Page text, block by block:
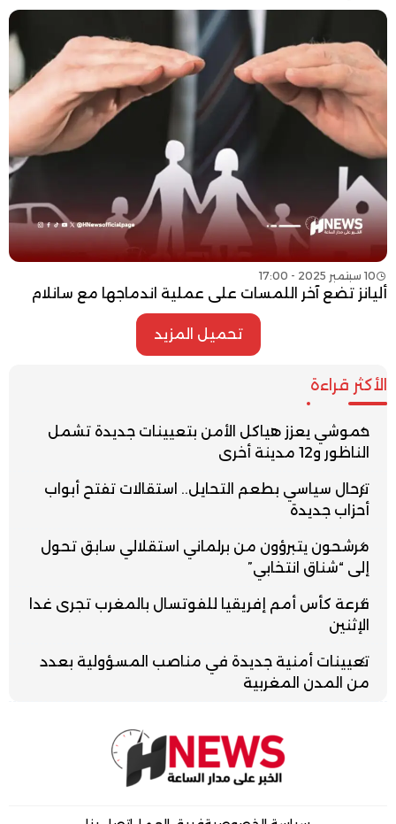
10 سبتمبر 2025 - 17:00
أليانز تضع آخر اللمسات على عملية اندماجها مع سانلام
تحميل المزيد
الأكثر قراءة
حموشي يعزز هياكل الأمن بتعيينات جديدة تشمل
الناظور و12 مدينة أخرى
ترحال سياسي بطعم التحايل.. استقالات تفتح أبواب
أحزاب جديدة
مرشحون يتبرؤون من برلماني استقلالي سابق تحول
إلى “شناق انتخابي”
قرعة كأس أمم إفريقيا للفوتسال بالمغرب تجرى غدا
الإثنين
تعيينات أمنية جديدة في مناصب المسؤولية بعدد
من المدن المغربية